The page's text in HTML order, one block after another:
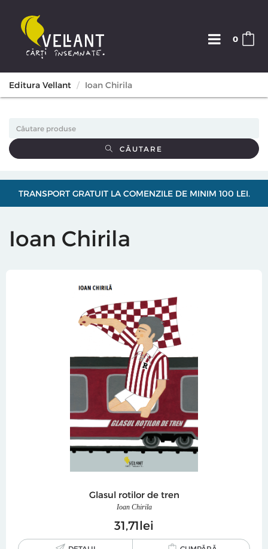
0
Editura Vellant Ioan Chirila
CĂUTARE
TRANSPORT GRATUIT LA COMENZILE DE MINIM 100 LEI.
Ioan Chirila
Glasul rotilor de tren
Ioan Chirila
31 71lei